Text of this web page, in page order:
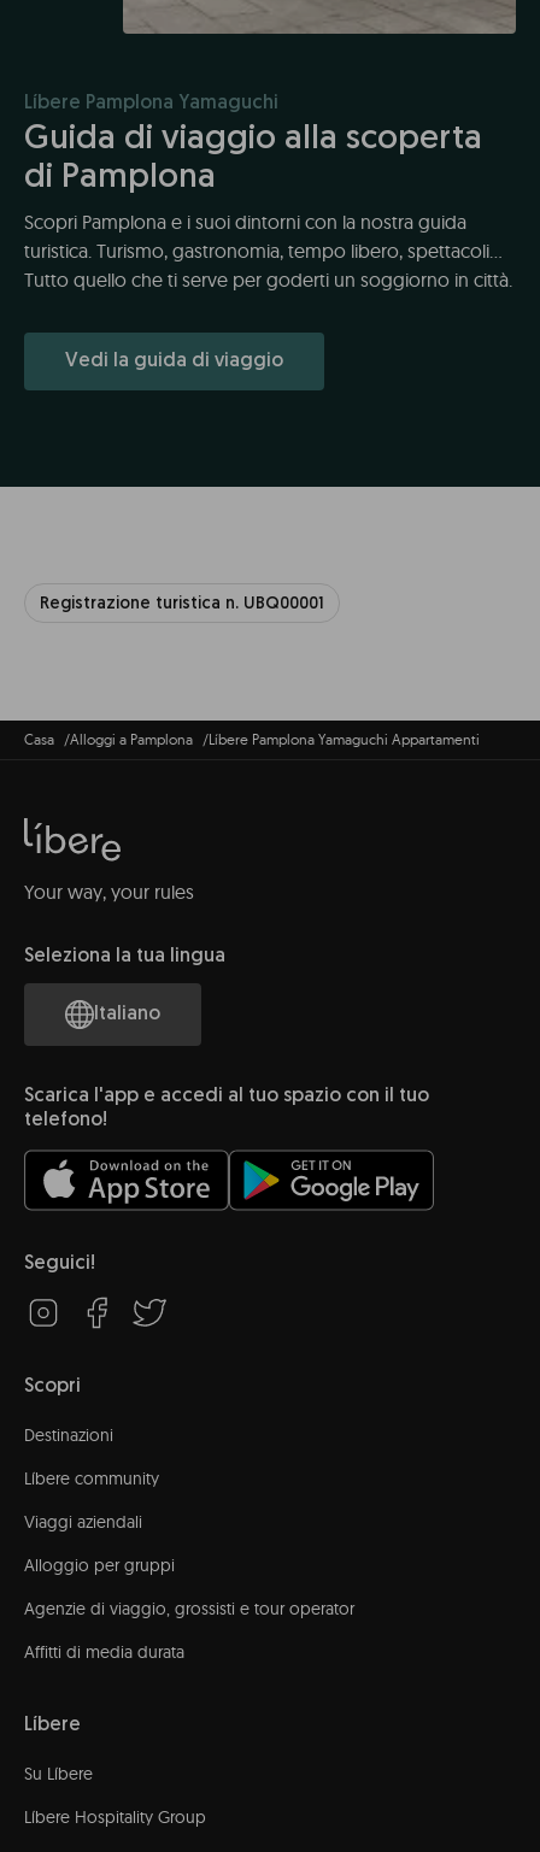
Líbere Pamplona Yamaguchi
Guida di viaggio alla scoperta
di Pamplona
Scopri Pamplona e i suoi dintorni con la nostra guida
turistica. Turismo, gastronomia, tempo libero, spettacoli...
Tutto quello che ti serve per goderti un soggiorno in città.
Vedi la guida di viaggio
Registrazione turistica n. UBQ00001
Casa Alloggi a Pamplona Líbere Pamplona Yamaguchi Appartamenti
Your way, your rules
Seleziona la tua lingua
Italiano
Scarica l'app e accedi al tuo spazio con il tuo
telefono!
Seguici!
Scopri
Destinazioni
Líbere community
Viaggi aziendali
Alloggio per gruppi
Agenzie di viaggio, grossisti e tour operator
Affitti di media durata
Líbere
Su Líbere
Líbere Hospitality Group